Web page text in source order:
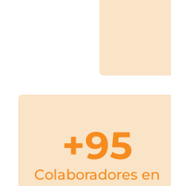
Colaboradores en
+95